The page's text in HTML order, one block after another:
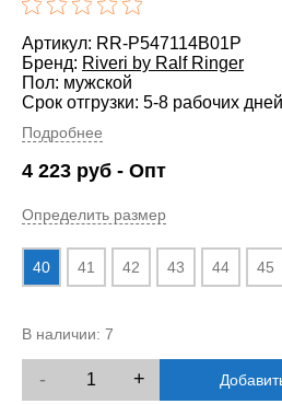
Артикул: RR-P547114B01P
Бренд: Riveri by Ralf Ringer
Пол: мужской
Срок отгрузки: 5-8 рабочих дней
Подробнее
4 223 руб - Опт
Определить размер
40 41 42 43 44 45
В наличии: 7
- +